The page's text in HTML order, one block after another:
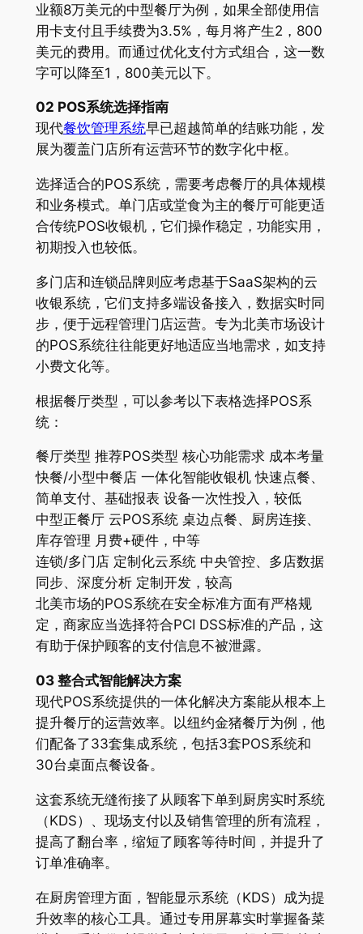
业额8万美元的中型餐厅为例，如果全部使用信
用卡支付且手续费为3.5%，每月将产生2，800
美元的费用。而通过优化支付方式组合，这一数
字可以降至1，800美元以下。
02 POS系统选择指南
现代餐饮管理系统早已超越简单的结账功能，发
展为覆盖门店所有运营环节的数字化中枢。
选择适合的POS系统，需要考虑餐厅的具体规模
和业务模式。单门店或堂食为主的餐厅可能更适
合传统POS收银机，它们操作稳定，功能实用，
初期投入也较低。
多门店和连锁品牌则应考虑基于SaaS架构的云
收银系统，它们支持多端设备接入，数据实时同
步，便于远程管理门店运营。专为北美市场设计
的POS系统往往能更好地适应当地需求，如支持
小费文化等。
根据餐厅类型，可以参考以下表格选择POS系
统：
餐厅类型 推荐POS类型 核心功能需求 成本考量
快餐/小型中餐店 一体化智能收银机 快速点餐、
简单支付、基础报表 设备一次性投入，较低
中型正餐厅 云POS系统 桌边点餐、厨房连接、
库存管理 月费+硬件，中等
连锁/多门店 定制化云系统 中央管控、多店数据
同步、深度分析 定制开发，较高
北美市场的POS系统在安全标准方面有严格规
定，商家应当选择符合PCI DSS标准的产品，这
有助于保护顾客的支付信息不被泄露。
03 整合式智能解决方案
现代POS系统提供的一体化解决方案能从根本上
提升餐厅的运营效率。以纽约金猪餐厅为例，他
们配备了33套集成系统，包括3套POS系统和
30台桌面点餐设备。
这套系统无缝衔接了从顾客下单到厨房实时系统
（KDS）、现场支付以及销售管理的所有流程，
提高了翻台率，缩短了顾客等待时间，并提升了
订单准确率。
在厨房管理方面，智能显示系统（KDS）成为提
升效率的核心工具。通过专用屏幕实时掌握备菜